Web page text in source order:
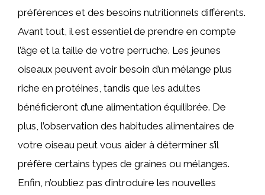
préférences et des besoins nutritionnels différents.
Avant tout, il est essentiel de prendre en compte
l’âge et la taille de votre perruche. Les jeunes
oiseaux peuvent avoir besoin d’un mélange plus
riche en protéines, tandis que les adultes
bénéficieront d’une alimentation équilibrée. De
plus, l’observation des habitudes alimentaires de
votre oiseau peut vous aider à déterminer s’il
préfère certains types de graines ou mélanges.
Enfin, n’oubliez pas d’introduire les nouvelles